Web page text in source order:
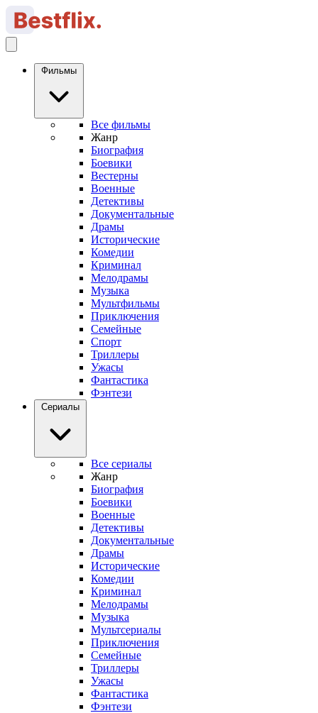
Фильмы
Все фильмы
Жанр
Биография
Боевики
Вестерны
Военные
Детективы
Документальные
Драмы
Исторические
Комедии
Криминал
Мелодрамы
Музыка
Мультфильмы
Приключения
Семейные
Спорт
Триллеры
Ужасы
Фантастика
Фэнтези
Сериалы
Все сериалы
Жанр
Биография
Боевики
Военные
Детективы
Документальные
Драмы
Исторические
Комедии
Криминал
Мелодрамы
Музыка
Мультсериалы
Приключения
Семейные
Триллеры
Ужасы
Фантастика
Фэнтези